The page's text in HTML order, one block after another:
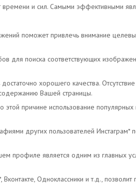
времени и сил. Самыми эффективными
поможет привлечь внимание
для поиска соответствующих
хорошего качества. Отсутствие
Вашей страницы.
причине использование популярных
других пользователей Инстаграм*
профиле является одним из главных
Одноклассники и т.д., позволит